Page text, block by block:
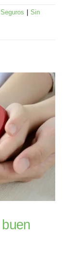
Seguros
Sin